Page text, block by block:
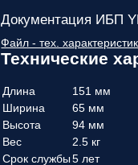
Документация ИБП
Файл - тех.
Технические
Длина
151 мм
Ширина
65 мм
Высота
94 мм
Вес
2.5 кг
Срок службы 5 лет